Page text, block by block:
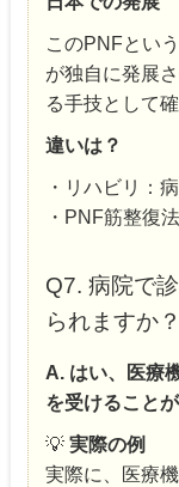
このPNFとい
が独自に発展
る手技として
違いは？
・リハビリ：
・PNF筋整復
Q7. 病院で
られますか？
A. はい、医療
を受けることが
💡実際の例
実際に、医療